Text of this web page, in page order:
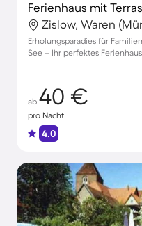
Zislow, Waren
Erholungsparadies für
See – Ihr perfektes
ab 40 €
pro Nacht
4.0